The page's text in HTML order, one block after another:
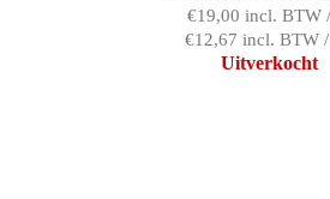
€19,00 incl. BTW
€12,67 incl. BTW /
Uitverkocht